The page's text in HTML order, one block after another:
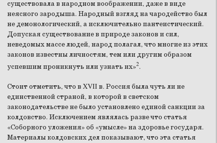
существовала в народном воображении, даже в виде
неясного зародыша. Народный взгляд на чародейство был
не демонологический, а исключительно пантеистический.
Допуская существование в природе законов и сил,
неведомых массе людей, народ полагал, что многие из этих
законов известны личностям, тем или другим образом
успевшим проникнуть или узнать их»2.
Стоит отметить, что в XVII в. Россия была чуть ли не
единственной страной, в которой в светском
законодательстве не было установлено единой санкции за
колдовство. Исключением являлась разве что статья
«Соборного уложения» об «умысле» на здоровье государя.
Материалы колдовских дел показывают, что эта статья